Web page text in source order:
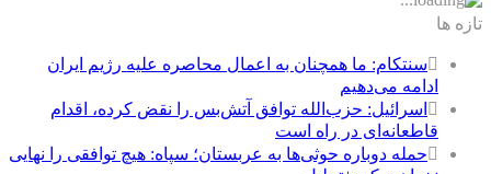
تازه ها
سنتکام: ما همچنان به اعمال محاصره علیه رژیم ایران
ادامه می‌دهیم
اسرائیل: حزب‌الله توافق آتش‌بس را نقض کرده، اقدام
قاطعانه‌ای در راه است
حمله دوباره حوثی‌ها به عربستان؛ سپاه: هیچ توافقی را نهایی